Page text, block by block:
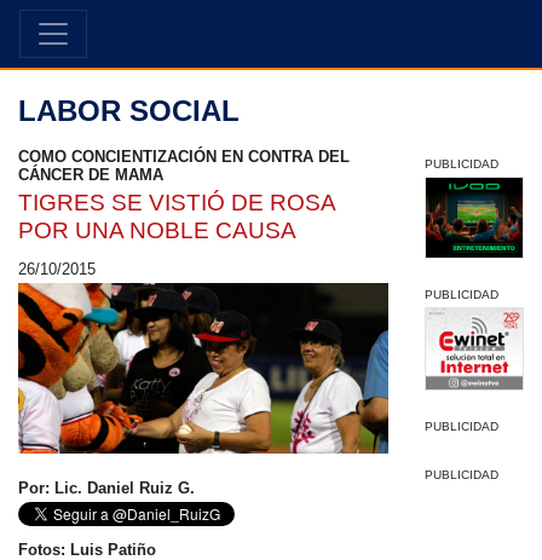
LABOR SOCIAL
COMO CONCIENTIZACIÓN EN CONTRA DEL
CÁNCER DE MAMA
TIGRES SE VISTIÓ DE ROSA
POR UNA NOBLE CAUSA
26/10/2015
Por: Lic. Daniel Ruiz G.
Fotos: Luis Patiño
PUBLICIDAD
PUBLICIDAD
PUBLICIDAD
PUBLICIDAD